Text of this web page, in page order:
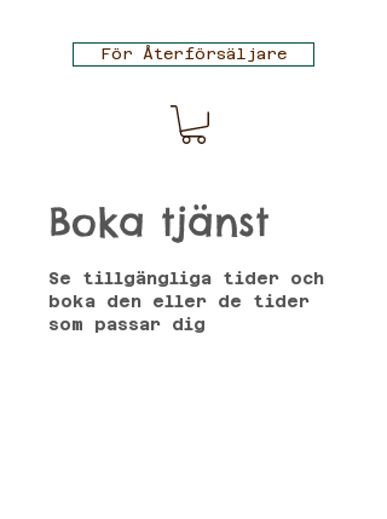
För Återförsäljare
Boka tjänst
Se tillgängliga tider och
boka den eller de tider
som passar dig